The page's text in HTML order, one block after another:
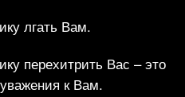
лгать Вам.
перехитрить Вас – это
к Вам.